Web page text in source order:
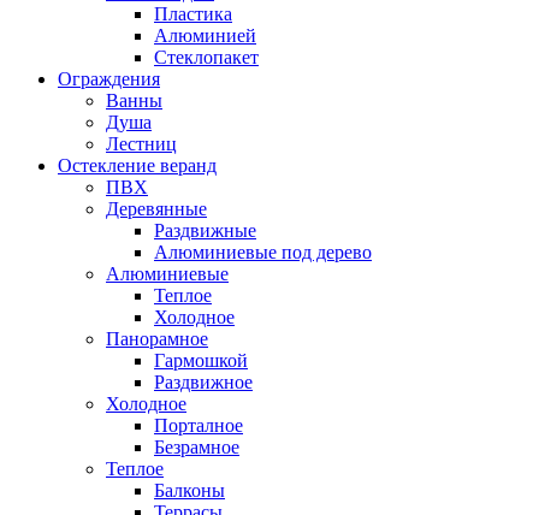
Пластика
Алюминией
Стеклопакет
Ограждения
Ванны
Душа
Лестниц
Остекление веранд
ПВХ
Деревянные
Раздвижные
Алюминиевые под дерево
Алюминиевые
Теплое
Холодное
Панорамное
Гармошкой
Раздвижное
Холодное
Порталное
Безрамное
Теплое
Балконы